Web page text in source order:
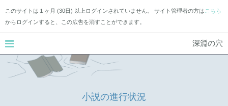
このサイトは１ヶ月 (30日) 以上ログインされていません。 サイト管理者の方は こちら
からログインすると、この広告を消すことができます。
深淵の穴
小説の進行状況